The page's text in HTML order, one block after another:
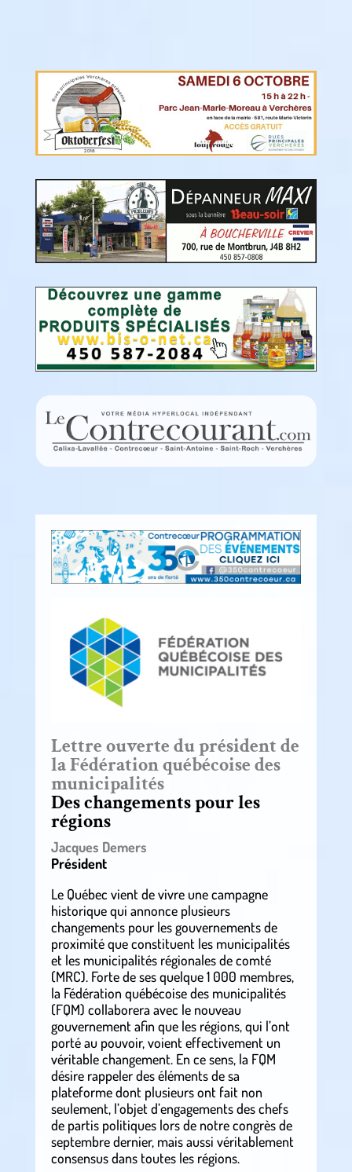
Lettre ouverte du président de
la Fédération québécoise des
municipalités
Des changements pour les
régions
Jacques Demers
Président
Le Québec vient de vivre une campagne
historique qui annonce plusieurs
changements pour les gouvernements de
proximité que constituent les municipalités
et les municipalités régionales de comté
(MRC). Forte de ses quelque 1 000 membres,
la Fédération québécoise des municipalités
(FQM) collaborera avec le nouveau
gouvernement afin que les régions, qui l’ont
porté au pouvoir, voient effectivement un
véritable changement. En ce sens, la FQM
désire rappeler des éléments de sa
plateforme dont plusieurs ont fait non
seulement, l’objet d’engagements des chefs
de partis politiques lors de notre congrès de
septembre dernier, mais aussi véritablement
consensus dans toutes les régions.